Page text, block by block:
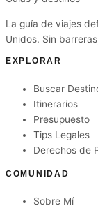
La guía de viajes
Unidos. Sin
EXPLORAR
Buscar
Itinerarios
Presupuesto
Tips Legales
Derechos de
COMUNIDAD
Sobre Mí